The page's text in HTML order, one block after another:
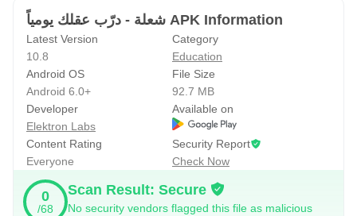
شعلة - درّب عقلك يومياً APK Information
Latest Version
10.8
Category
Education
Android OS
Android 6.0+
File Size
92.7 MB
Developer
Elektron Labs
Available on
Content Rating
Everyone
Security Report
Check Now
0
/68
Scan Result: Secure
No security vendors flagged this file as malicious